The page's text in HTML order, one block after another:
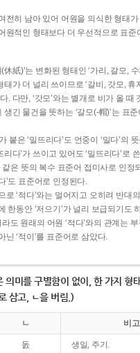
전히 남아 있어 어원을 의식한 형태
원적인 형태보다 더 우선적으로 표준
紙)’는 변화된 형태인 ‘가리, 갈모,
가 더 널리 쓰이므로 ‘갈비, 갓모, 휴
. 다만, ‘갓모’와는 별개로 비가 올 때
생긴 물건을 뜻하는 ‘갈모(-帽)’는 표
붙은 ‘밀뜨리다’도 언중이 ‘밀다’의
리다’가 쓰이고 있어도 ‘밀뜨리다’로
같은 뜻의 복수 표준어 접미사로 인정
’도 표준어로 인정된다.
로 ‘적다’와는 멀어지고 오히려 반대
한동안 ‘저으기’가 널리 보급되기도
도 원래의 어원 ‘적다’와의 관계는 부
닌 ‘적이’를 표준어로 삼았다.
의미를 구별함이 없이, 한 가지 형
삼고, ㄴ을 버림.)
ㄴ 비고
돐 생일, 주기.